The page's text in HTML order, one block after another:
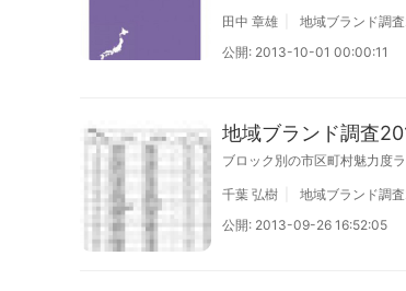
田中 章雄
地域ブランド調
公開: 2013-10-01 00:00:11
地域ブランド調査
ブロック別の市区町村魅力度
千葉 弘樹
地域ブランド調
公開: 2013-09-26 16:52:05